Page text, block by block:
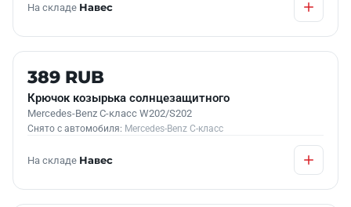
На складе Навес
Б/У В НАЛИЧИИ
389 RUB
Крючок козырька солнцезащитного
Mercedes-Benz C-класс W202/S202
Снято с автомобиля: Mercedes-Benz C-класс
На складе Навес